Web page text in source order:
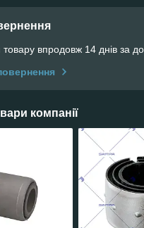
впродовж 14 днів за
компанії